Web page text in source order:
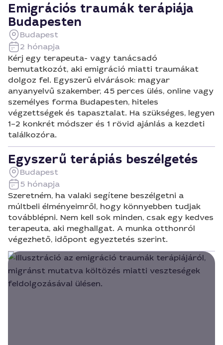
Emigrációs traumák terápiája
Budapesten
Budapest
2 hónapja
Kérj egy terapeuta- vagy tanácsadó
bemutatkozót, aki emigráció miatti traumákat
dolgoz fel. Egyszerű elvárások: magyar
anyanyelvű szakember, 45 perces ülés, online vagy
személyes forma Budapesten, hiteles
végzettségek és tapasztalat. Ha szükséges, legyen
1–2 konkrét módszer és 1 rövid ajánlás a kezdeti
találkozóra.
Egyszerű terápiás beszélgetés
Budapest
5 hónapja
Szeretném, ha valaki segítene beszélgetni a
múltbeli élményeimről, hogy könnyebben tudjak
továbblépni. Nem kell sok minden, csak egy kedves
terapeuta, aki meghallgat. A munka otthonról
végezhető, időpont egyeztetés szerint.